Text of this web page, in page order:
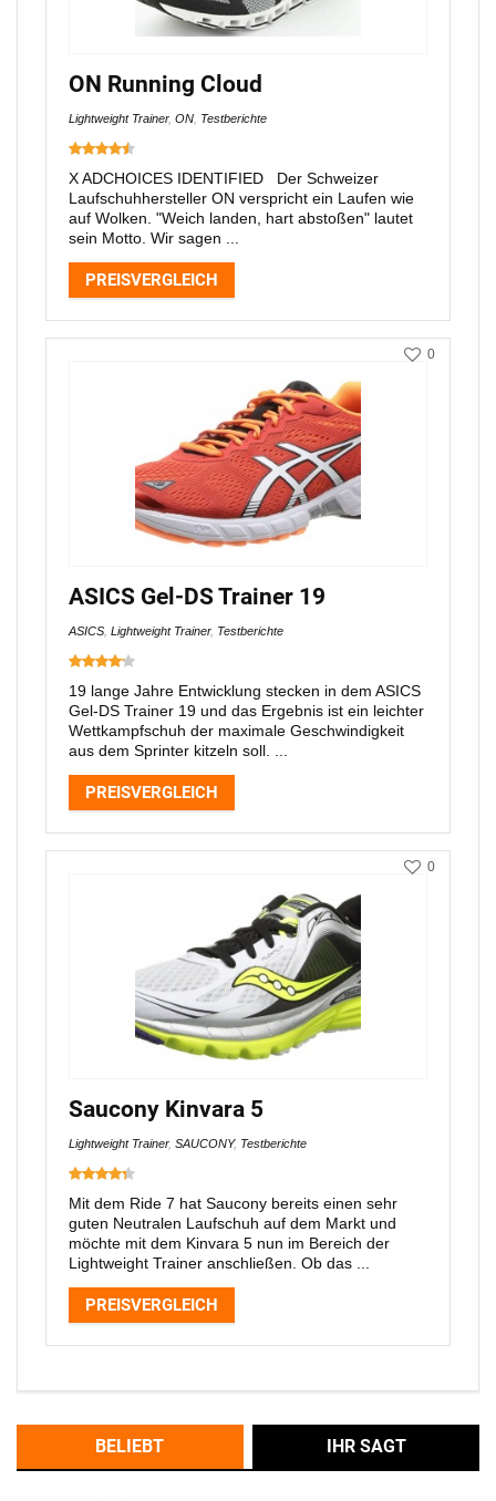
ON Running Cloud
Lightweight Trainer, ON Testberichte
X ADCHOICES IDENTIFIED Der Schweizer
Laufschuhhersteller ON verspricht ein Laufen wie
auf Wolken. "Weich landen, hart abstoßen" lautet
sein Motto. Wir sagen ...
PREISVERGLEICH
ASICS Gel-DS Trainer 19
ASICS Lightweight Trainer, Testberichte
19 lange Jahre Entwicklung stecken in dem ASICS
Gel-DS Trainer 19 und das Ergebnis ist ein leichter
Wettkampfschuh der maximale Geschwindigkeit
aus dem Sprinter kitzeln soll. ...
PREISVERGLEICH
0
Saucony Kinvara 5
Lightweight Trainer, SAUCONY, Testberichte
Mit dem Ride 7 hat Saucony bereits einen sehr
guten Neutralen Laufschuh auf dem Markt und
möchte mit dem Kinvara 5 nun im Bereich der
Lightweight Trainer anschließen. Ob das ...
PREISVERGLEICH
0
BELIEBT IHR SAGT